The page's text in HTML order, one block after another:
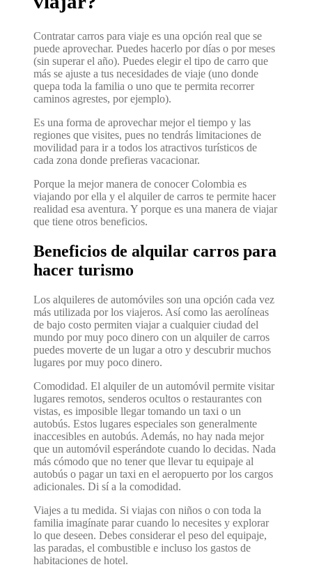
Contratar carros para viaje es una opción real que se
puede aprovechar. Puedes hacerlo por días o por meses
(sin superar el año). Puedes elegir el tipo de carro que
más se ajuste a tus necesidades de viaje (uno donde
quepa toda la familia o uno que te permita recorrer
caminos agrestes, por ejemplo).
Es una forma de aprovechar mejor el tiempo y las
regiones que visites, pues no tendrás limitaciones de
movilidad para ir a todos los atractivos turísticos de
cada zona donde prefieras vacacionar.
Porque la mejor manera de conocer Colombia es
viajando por ella y el alquiler de carros te permite hacer
realidad esa aventura. Y porque es una manera de viajar
que tiene otros beneficios.
Beneficios de alquilar carros para
hacer turismo
Los alquileres de automóviles son una opción cada vez
más utilizada por los viajeros. Así como las aerolíneas
de bajo costo permiten viajar a cualquier ciudad del
mundo por muy poco dinero con un alquiler de carros
puedes moverte de un lugar a otro y descubrir muchos
lugares por muy poco dinero.
Comodidad. El alquiler de un automóvil permite visitar
lugares remotos, senderos ocultos o restaurantes con
vistas, es imposible llegar tomando un taxi o un
autobús. Estos lugares especiales son generalmente
inaccesibles en autobús. Además, no hay nada mejor
que un automóvil esperándote cuando lo decidas. Nada
más cómodo que no tener que llevar tu equipaje al
autobús o pagar un taxi en el aeropuerto por los cargos
adicionales. Di sí a la comodidad.
Viajes a tu medida. Si viajas con niños o con toda la
familia imagínate parar cuando lo necesites y explorar
lo que deseen. Debes considerar el peso del equipaje,
las paradas, el combustible e incluso los gastos de
habitaciones de hotel.